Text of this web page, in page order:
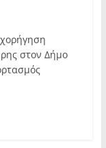
στον Δήμο